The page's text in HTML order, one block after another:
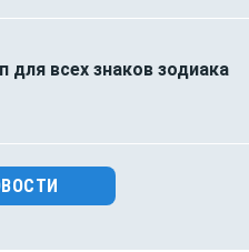
для всех знаков зодиака